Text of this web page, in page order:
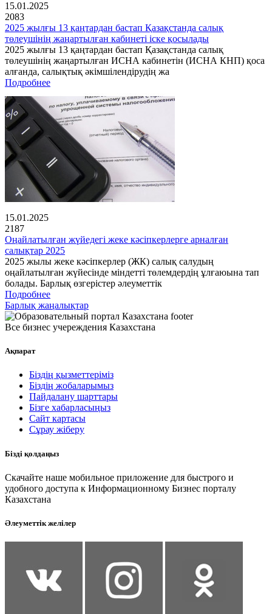
15.01.2025
2083
2025 жылғы 13 қаңтардан бастап Қазақстанда салық
төлеушінің жаңартылған кабинеті іске қосылады
2025 жылғы 13 қаңтардан бастап Қазақстанда салық
төлеушінің жаңартылған ИСНА кабинетін (ИСНА КНП) қоса
алғанда, салықтық әкімшілендірудің жа
Подробнее
15.01.2025
2187
Оңайлатылған жүйедегі жеке кәсіпкерлерге арналған
салықтар 2025
2025 жылы жеке кәсіпкерлер (ЖК) салық салудың
оңайлатылған жүйесінде міндетті төлемдердің ұлғаюына тап
болады. Барлық өзгерістер әлеуметтік
Подробнее
Барлық жаңалықтар
Все бизнес учереждения Казахстана
Ақпарат
Біздің қызметтеріміз
Біздің жобаларымыз
Пайдалану шарттары
Бізге хабарласыңыз
Сайт картасы
Сұрау жіберу
Бізді қолдаңыз
Скачайте наше мобильное приложение для быстрого и
удобного доступа к Информационному Бизнес порталу
Казахстана
Әлеуметтік желілер